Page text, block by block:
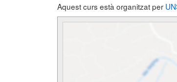
Aquest curs està organitzat per